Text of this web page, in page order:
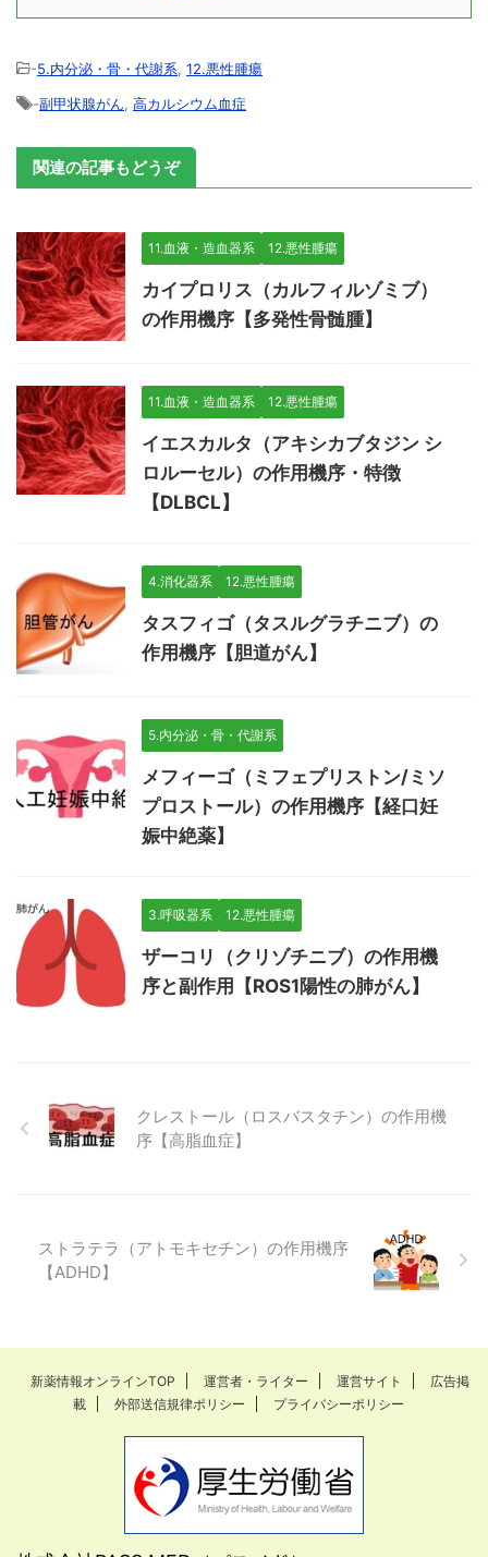
-5.内分泌・骨・代謝系 12.悪性腫瘍
-副甲状腺がん 高カルシウム血症
関連の記事もどうぞ
11.血液・造血器系 12.悪性腫瘍
カイプロリス（カルフィルゾミブ）
の作用機序【多発性骨髄腫】
11.血液・造血器系 12.悪性腫瘍
イエスカルタ（アキシカブタジン シ
ロルーセル）の作用機序・特徴
【DLBCL】
4.消化器系 12.悪性腫瘍
タスフィゴ（タスルグラチニブ）の
作用機序【胆道がん】
5.内分泌・骨・代謝系
メフィーゴ（ミフェプリストン/ミソ
プロストール）の作用機序【経口妊
娠中絶薬】
3.呼吸器系 12.悪性腫瘍
ザーコリ（クリゾチニブ）の作用機
序と副作用【ROS1陽性の肺がん】
クレストール（ロスバスタチン）の作用機
序【高脂血症】
ストラテラ（アトモキセチン）の作用機序
【ADHD】
新薬情報オンラインTOP 運営者・ライター 運営サイト
広告掲
載
外部送信規律ポリシー プライバシーポリシー